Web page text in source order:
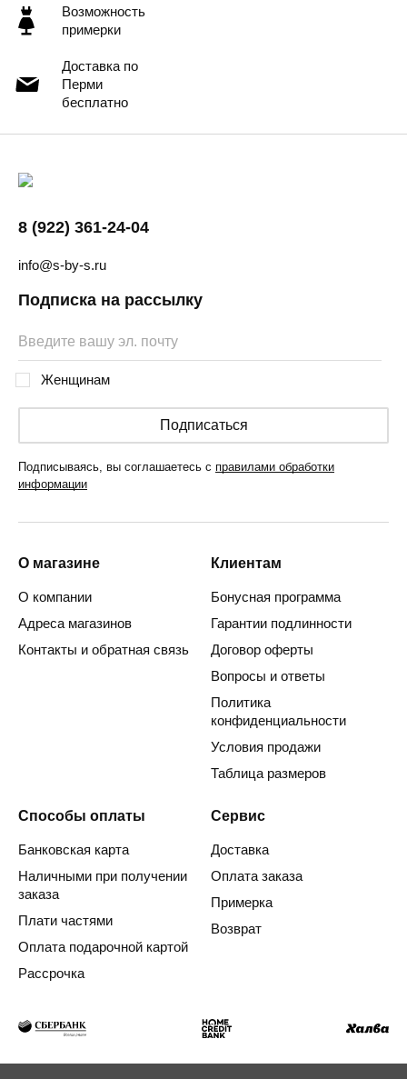
Возможность
примерки
Доставка по
Перми
бесплатно
8 (922) 361-24-04
info@s-by-s.ru
Подписка на рассылку
Женщинам
Подписаться
Подписываясь, вы соглашаетесь с правилами обработки
информации
О магазине
О компании
Адреса магазинов
Контакты и обратная связь
Клиентам
Бонусная программа
Гарантии подлинности
Договор оферты
Вопросы и ответы
Политика
конфиденциальности
Условия продажи
Таблица размеров
Способы оплаты
Банковская карта
Наличными при получении
заказа
Плати частями
Оплата подарочной картой
Рассрочка
Сервис
Доставка
Оплата заказа
Примерка
Возврат